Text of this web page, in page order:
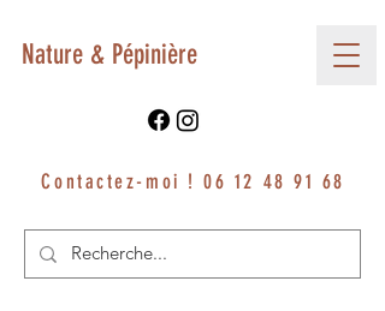
Nature & Pépinière
Contactez-moi !06 12 48 91 68